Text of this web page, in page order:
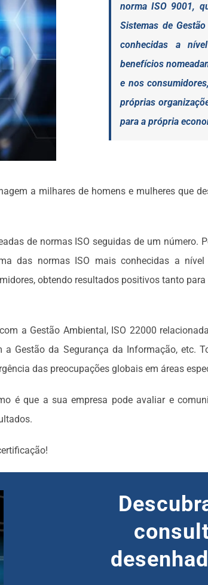
norma ISO 9001,
Sistemas de
conhecidas a
benefícios
e nos
próprias
para a própria
a milhares de homens e mulheres que
de normas ISO seguidas de um número.
das normas ISO mais conhecidas a
obtendo resultados positivos tanto
a Gestão Ambiental, ISO 22000
Gestão da Segurança da Informação, etc.
das preocupações globais em áreas
é que a sua empresa pode avaliar e